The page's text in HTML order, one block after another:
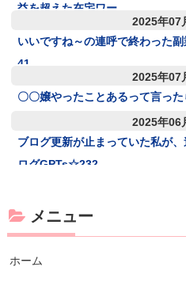
益を超えた在宅ワー
2025年07
いいですね～の連呼で終わった
41
2025年07
〇〇嬢やったことあるって言っ
2025年06
ブログ更新が止まっていた私が
ログGPTs☆232
メニュー
ホーム